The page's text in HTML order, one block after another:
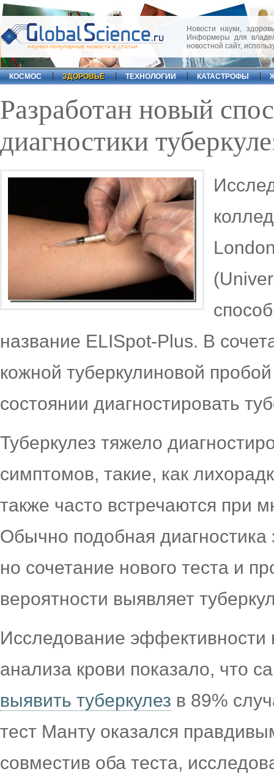
научно-популярные новости и статьи
Новости науки,
Информеры для
новостной сайт,
КОСМОС ЗДОРОВЬЕ ТЕХНОЛОГИИ КАТАСТРОФЫ
Разработан новый
диагностики
название ELISpot-Plus. В
кожной туберкулиновой
состоянии диагностировать
Туберкулез тяжело
симптомов, такие, как
также часто встречаются при
Обычно подобная диагностика
но сочетание нового теста и
вероятности выявляет
Исследование
анализа крови показало, что
выявить туберкулез в 89%
тест Манту оказался
совместив оба теста,